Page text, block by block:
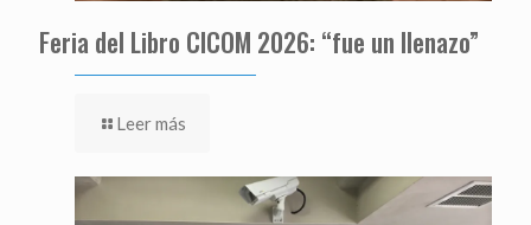
Feria del Libro CICOM 2026: “fue un llenazo”
Leer más